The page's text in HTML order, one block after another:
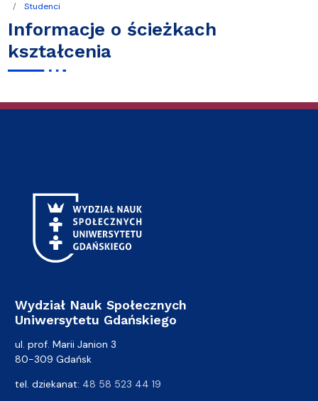
Studenci
Informacje o ścieżkach
kształcenia
Wydział Nauk Społecznych
Uniwersytetu Gdańskiego
ul. prof. Marii Janion 3
80-309 Gdańsk
tel. dziekanat: 48 58 523 44 19